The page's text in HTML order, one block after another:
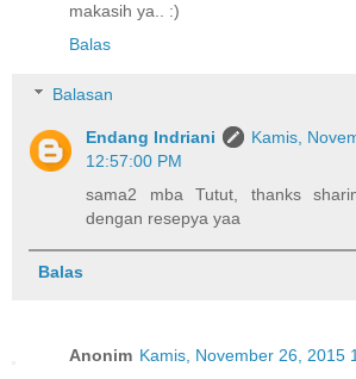
makasih ya.. :)
Balas
Balasan
Endang Indriani
Kamis,
12:57:00 PM
sama2 mba Tutut, thanks
dengan resepya yaa
Balas
Anonim Kamis, November 26, 2015